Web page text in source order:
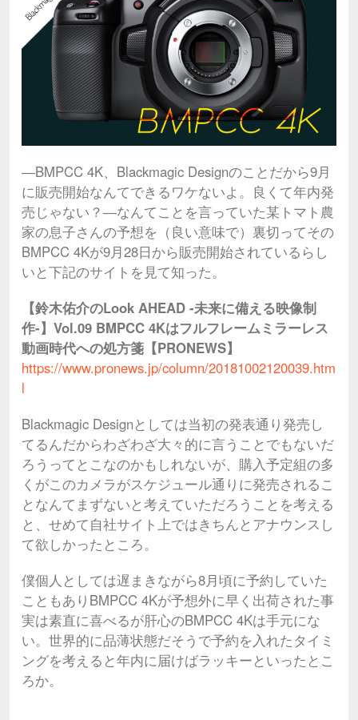
―BMPCC 4K、Blackmagic Designのことだから9月
に販売開始なんてできるワケないよ。良くて年内発
売じゃない？―なんてことを言っていた某トマト農
家の息子さんの予想を（良い意味で）裏切ってその
BMPCC 4Kが9月28日から販売開始されているらし
いと下記のサイトを見て知った。
【鈴木佑介のLook AHEAD -未来に備える映像制
作-】Vol.09 BMPCC 4Kはフルフレームミラーレス
動画時代への処方箋【PRONEWS】
https://www.pronews.jp/column/20181002120039.htm
l
Blackmagic Designとしては当初の発表通り発売し
てるんだからわざわざ大々的に言うことでもないだ
ろうってとこなのかもしれないが、購入予定組の多
くがこのカメラがスケジュール通りに発売されるこ
となんてまずないと考えていただろうことを考える
と、せめて自社サイト上ではきちんとアナウンスし
て欲しかったところ。
僕個人としては遅まきながら8月頃に予約していた
こともありBMPCC 4Kが予想外に早く出荷された事
実は素直に喜べるが肝心のBMPCC 4Kは手元にな
い。世界的に品薄状態だそうで予約を入れたタイミ
ングを考えると年内に届けばラッキーといったとこ
ろか。